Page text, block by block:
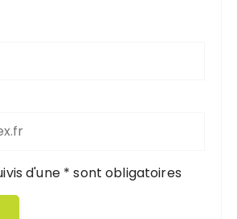
d'une * sont obligatoires